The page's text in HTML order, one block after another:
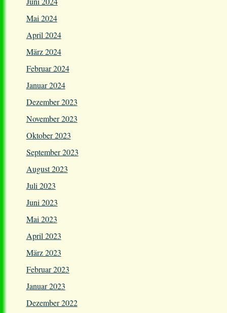
Mai 2024
April 2024
März 2024
Februar 2024
Januar 2024
Dezember 2023
November 2023
Oktober 2023
September 2023
August 2023
Juli 2023
Juni 2023
Mai 2023
April 2023
März 2023
Februar 2023
Januar 2023
Dezember 2022